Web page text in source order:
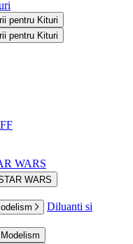
pentru Kituri
pentru Kituri
WARS
WARS
Diluanti si